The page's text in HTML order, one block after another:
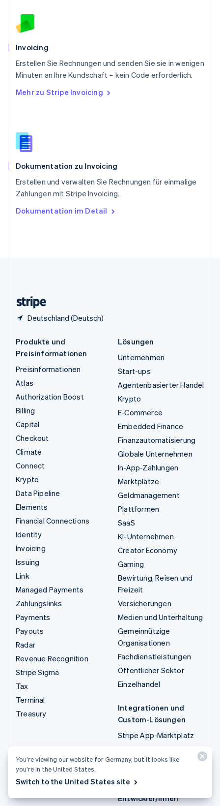
Invoicing
Erstellen Sie Rechnungen und senden Sie sie in wenigen
Minuten an Ihre Kundschaft – kein Code erforderlich.
Mehr zu Stripe Invoicing
Dokumentation zu Invoicing
Erstellen und verwalten Sie Rechnungen für einmalige
Zahlungen mit Stripe Invoicing.
Dokumentation im Detail
Deutschland (Deutsch)
Schweden
Schweiz
Singapur
English简体中文
Slowakei
Slowenien
English
Spanien
Thailand
Tschechische Republik
English
English
Produkte und
Preisinformationen
Preisinformationen
Atlas
Authorization Boost
Billing
Capital
Checkout
Climate
Connect
Krypto
Data Pipeline
Elements
Financial Connections
Identity
Invoicing
Issuing
Link
Managed Payments
Zahlungslinks
Payments
Payouts
Radar
Revenue Recognition
Stripe Sigma
Tax
Terminal
Treasury
Lösungen
Unternehmen
Start-ups
Agentenbasierter Handel
Krypto
E-Commerce
Embedded Finance
Finanzautomatisierung
Globale Unternehmen
In-App-Zahlungen
Marktplätze
Geldmanagement
Plattformen
SaaS
KI-Unternehmen
Creator Economy
Gaming
Bewirtung, Reisen und
Freizeit
Versicherungen
Medien und Unterhaltung
Gemeinnützige
Organisationen
Fachdienstleistungen
Öffentlicher Sektor
Einzelhandel
Integrationen und
Custom-Lösungen
Stripe App-Marktplatz
Ecosystem
Entwickler/innen
You’re viewing our website for Germany, but it looks like
you’re in the United States.
Switch to the United States site